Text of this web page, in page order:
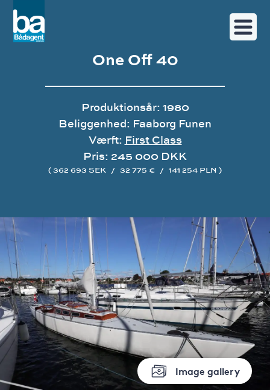
Image gallery
One Off 40
Produktionsår: 1980
Beliggenhed: Faaborg Funen
Værft: First Class
Pris: 245 000 DKK
( 362 693 SEK / 32 775 € / 141 254 PLN )